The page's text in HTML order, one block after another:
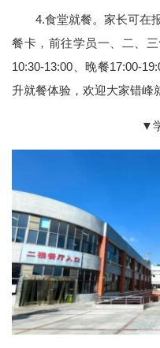
4.食堂就餐。家长可在
餐卡，前往学员一、二、
10:30-13:00、晚餐17:00-
升就餐体验，欢迎大家错峰
▼